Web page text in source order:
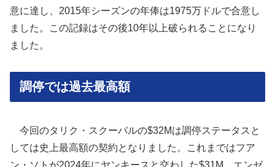
意に達し、2015年シーズンの年俸は1975万ドルで合意し
ました。この記録はその後10年以上破られることになり
ました。
調停では過去最高額
今回のタリク・スクーバルの$32Mは調停ステータスと
しては史上最高額の契約となりました。これまではフア
ン・ソトが2024年にヤンキースと交わした$31M。エンゼ